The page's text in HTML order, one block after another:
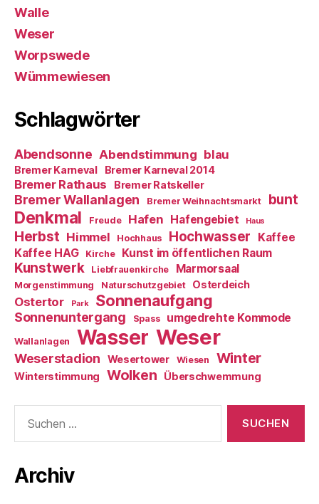
Walle
Weser
Worpswede
Wümmewiesen
Schlagwörter
Abendsonne Abendstimmung blau
Bremer Karneval Bremer Karneval 2014
Bremer Rathaus Bremer Ratskeller
Bremer Wallanlagen Bremer Weihnachtsmarkt bunt
Denkmal Freude Hafen Hafengebiet Haus
Herbst Himmel Hochhaus Hochwasser
Kaffee
Kaffee HAG
Kirche Kunst im öffentlichen Raum
Kunstwerk Liebfrauenkirche Marmorsaal
Morgenstimmung Naturschutzgebiet Osterdeich
Ostertor Park Sonnenaufgang
Sonnenuntergang Spass umgedrehte Kommode
Wallanlagen Wasser Weser
Weserstadion Wesertower Wiesen Winter
Winterstimmung Wolken Überschwemmung
nach:
Archiv